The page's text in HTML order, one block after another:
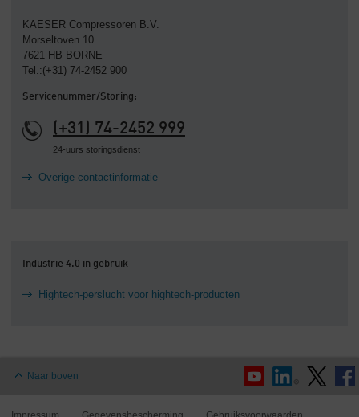
KAESER Compressoren B.V.
Morseltoven 10
7621 HB BORNE
Tel.:(+31) 74-2452 900
Servicenummer/Storing:
(+31) 74-2452 999
24-uurs storingsdienst
Overige contactinformatie
Industrie 4.0 in gebruik
Hightech-perslucht voor hightech-producten
Naar boven